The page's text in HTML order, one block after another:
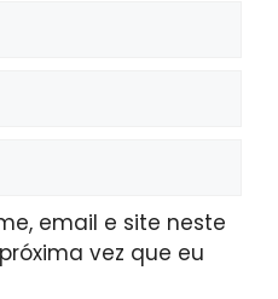
email e site neste
vez que eu